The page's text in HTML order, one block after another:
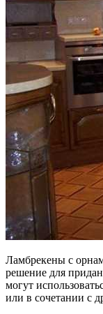
Ламбрекены с
решение для
могут
или в сочетании с